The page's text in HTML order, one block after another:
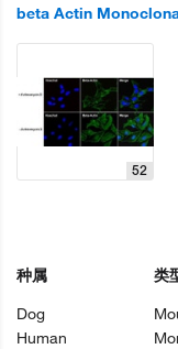
beta Actin
52
种属
Dog
Human
类